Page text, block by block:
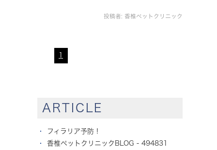
投稿者: 香椎ペットクリニック
ARTICLE
フィラリア予防！
香椎ペットクリニックBLOG - 494831